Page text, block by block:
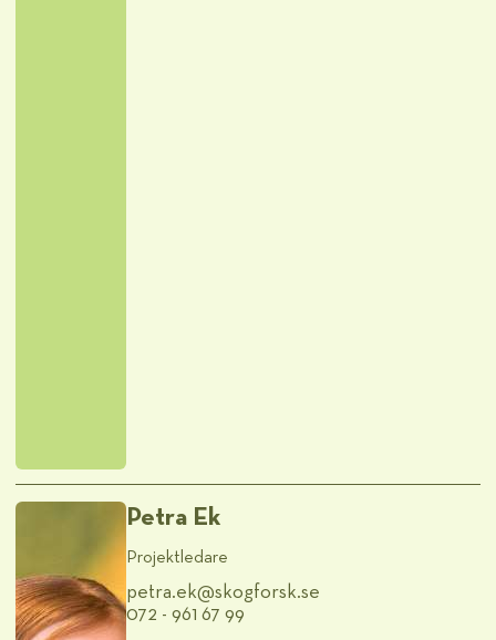
Petra Ek
Projektledare
petra.ek@​skogforsk.se
072 - 961 67 99